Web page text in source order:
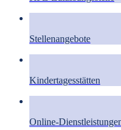
Stellenangebote
Kindertagesstätten
Online-